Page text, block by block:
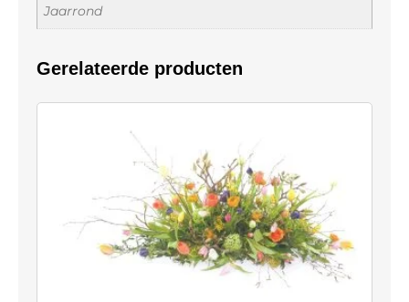
Jaarrond
Gerelateerde producten